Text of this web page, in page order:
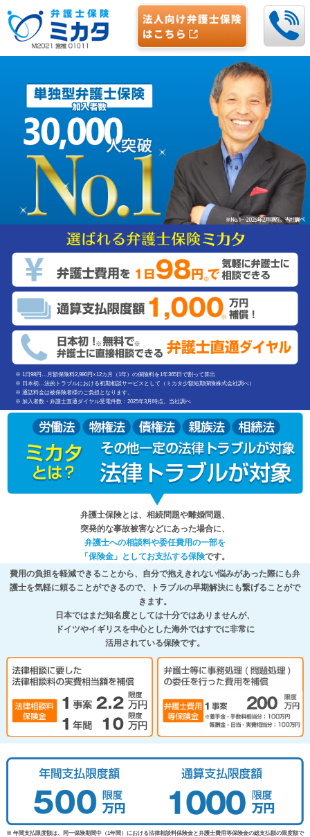
※ 1日98円…月額保険料2,980円×12カ月（1年）の保険料を1年365日で割って算出
※ 日本初…法的トラブルにおける初期相談サービスとして（ミカタ少額短期保険株式会社調べ）
※ 通話料金は被保険者様のご負担となります。
※ 加入者数・弁護士直通ダイヤル受電件数：2025年3月時点。当社調べ
弁護士保険とは、相続問題や離婚問題、
突発的な事故被害などにあった場合に、
弁護士への相談料や委任費用の一部を
「保険金」としてお支払する保険です。
費用の負担を軽減できることから、自分で抱えきれない悩みがあった際にも弁
護士を気軽に頼ることができるので、トラブルの早期解決にも繋げることがで
きます。
日本ではまだ知名度としては十分ではありませんが、
ドイツやイギリスを中心とした海外ではすでに非常に
活用されている保険です。
※ 年間支払限度額は、同一保険期間中（1年間）における法律相談料保険金と弁護士費用等保険金の総支払額の限度額で